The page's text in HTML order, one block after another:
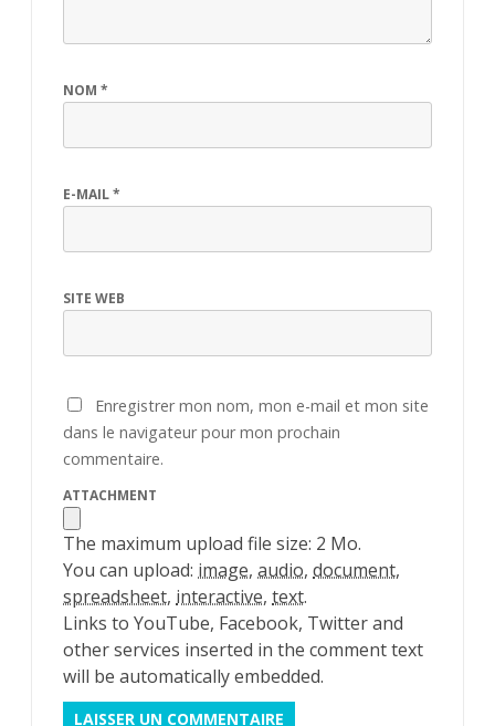
NOM *
E-MAIL*
SITE WEB
Enregistrer mon nom, mon e-mail et mon site
dans le navigateur pour mon prochain
commentaire.
ATTACHMENT
The maximum upload file size: 2 Mo.
You can upload: image, audio, document,
spreadsheet, interactive, text.
Links to YouTube, Facebook, Twitter and
other services inserted in the comment text
will be automatically embedded.